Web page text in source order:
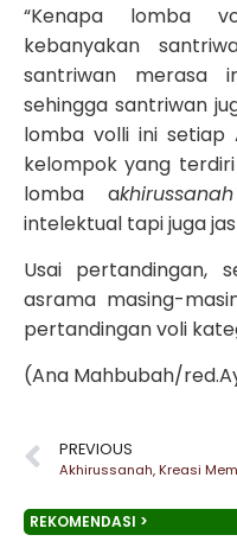
“Kenapa lomba
kebanyakan
santriwan merasa
sehingga santriwan
lomba volli ini setiap
kelompok yang
lomba akhirussanah
intelektual tapi juga
Usai pertandingan,
asrama masing-
pertandingan voli
(Ana Mahbubah/
PREVIOUS
REKOMENDASI >